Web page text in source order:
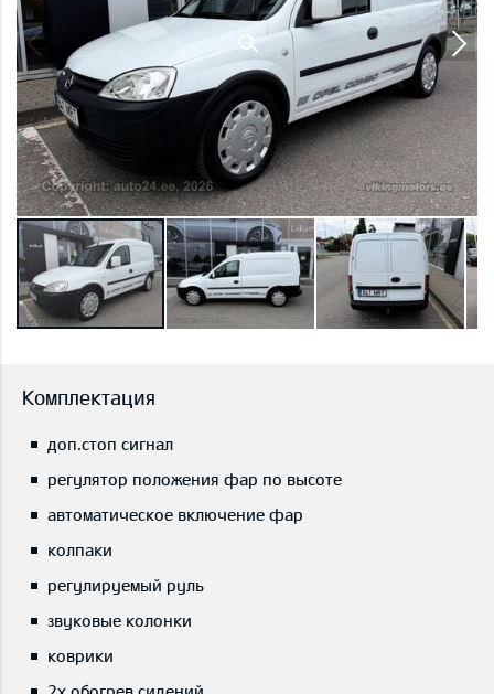
Комплектация
доп.стоп сигнал
регулятор положения фар по высоте
автоматическое включение фар
колпаки
регулируемый руль
звуковые колонки
коврики